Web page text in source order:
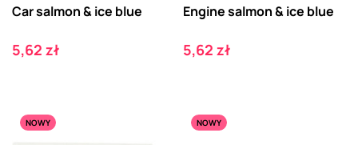
Car salmon & ice blue
Cena
5,62 zł
Engine salmon & ice blue
Cena
5,62 zł
NOWY NOWY